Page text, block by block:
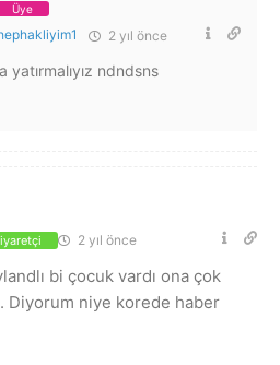
Üye
2 yıl önce
ndndsns
2 yıl önce
bi çocuk vardı ona çok
Diyorum niye korede haber